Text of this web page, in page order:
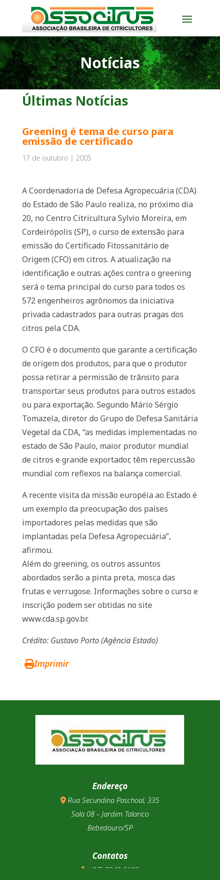
Notícias
Últimas Notícias
Greening é tema de curso para
emissão de certificado
17 de outubro | 2005
A Coordenadoria de Defesa Agropecuária (CDA)
do Estado de São Paulo realiza, no próximo dia
20, no Centro Citricultura Sylvio Moreira, em
Cordeirópolis (SP), o curso de extensão para
emissão do Certificado Fitossanitário de
Origem (CFO) em citros. A atualização na
identificação e outras ações contra o greening
será o tema principal do curso para todos os
572 engenheiros agrônomos da iniciativa
privada cadastrados para outras pragas dos
citros pela CDA.
O CFO é o documento que garante a certificação
de origem dos produtos, para que o produtor
possa retirar a permissão de trânsito para
transportar seus produtos para outros estados
ou para exportação. Segundo Mário Sérgio
Tomazela, diretor do Grupo de Defesa Sanitária
Vegetal da CDA, “as medidas implementadas no
estado de São Paulo, maior produtor mundial
de citros e grande exportador, têm repercussão
mundial com reflexos na balança comercial.
A recente visita da missão européia ao Estado é
um exemplo da preocupação dos países
importadores pelas medidas que são
implantadas pela Defesa Agropecuária”,
afirmou.
Além do greening, os outros assuntos
abordados serão a pinta preta, mosca das
frutas e verrugose. Informações sobre o curso e
inscrição podem ser obtidas no site
www.cda.sp.gov.br.
Crédito: Gustavo Porto (Agência Estado)
Imprimir
Endereço
Rua Secundina Paschoal, 335
Sala 08 – Jardim Talarico
Bebedouro/SP
Contatos
(17) 3343-5180